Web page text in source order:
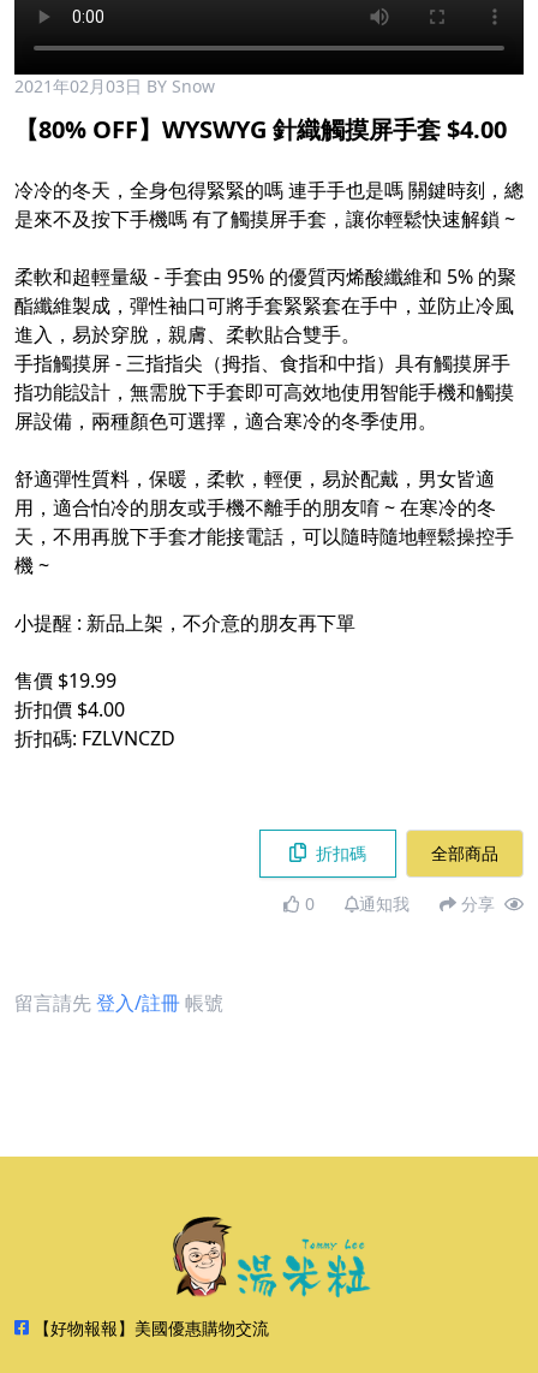
2021年02月03日 BY Snow
【80% OFF】WYSWYG 針織觸摸屏手套 $4.00
冷冷的冬天，全身包得緊緊的嗎 連手手也是嗎 關鍵時刻，總
是來不及按下手機嗎 有了觸摸屏手套，讓你輕鬆快速解鎖 ~
柔軟和超輕量級 - 手套由 95% 的優質丙烯酸纖維和 5% 的聚
酯纖維製成，彈性袖口可將手套緊緊套在手中，並防止冷風
進入，易於穿脫，親膚、柔軟貼合雙手。
手指觸摸屏 - 三指指尖（拇指、食指和中指）具有觸摸屏手
指功能設計，無需脫下手套即可高效地使用智能手機和觸摸
屏設備，兩種顏色可選擇，適合寒冷的冬季使用。
舒適彈性質料，保暖，柔軟，輕便，易於配戴，男女皆適
用，適合怕冷的朋友或手機不離手的朋友唷 ~ 在寒冷的冬
天，不用再脫下手套才能接電話，可以隨時隨地輕鬆操控手
機 ~
小提醒 : 新品上架，不介意的朋友再下單
售價 $19.99
折扣價 $4.00
折扣碼: FZLVNCZD
折扣碼 全部商品
0 通知我 分享
留言請先登入/註冊帳號
【好物報報】美國優惠購物交流